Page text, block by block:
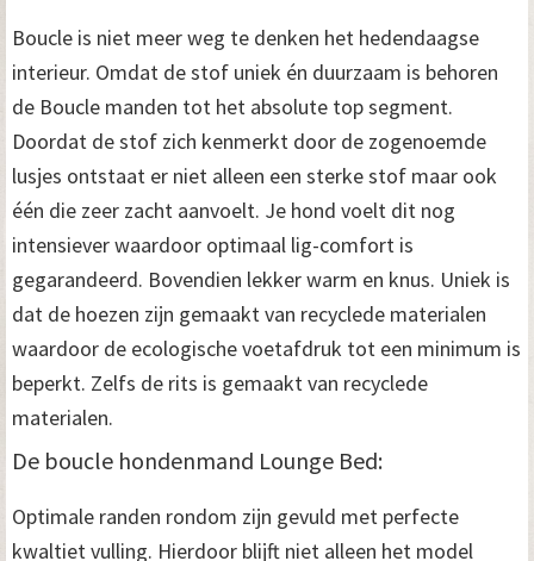
Boucle is niet meer weg te denken het hedendaagse
interieur. Omdat de stof uniek én duurzaam is behoren
de Boucle manden tot het absolute top segment.
Doordat de stof zich kenmerkt door de zogenoemde
lusjes ontstaat er niet alleen een sterke stof maar ook
één die zeer zacht aanvoelt. Je hond voelt dit nog
intensiever waardoor optimaal lig-comfort is
gegarandeerd. Bovendien lekker warm en knus. Uniek is
dat de hoezen zijn gemaakt van recyclede materialen
waardoor de ecologische voetafdruk tot een minimum is
beperkt. Zelfs de rits is gemaakt van recyclede
materialen.
De boucle hondenmand Lounge Bed:
Optimale randen rondom zijn gevuld met perfecte
kwaltiet vulling. Hierdoor blijft niet alleen het model